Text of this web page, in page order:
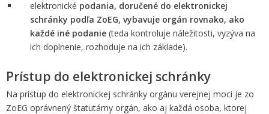
elektronické podania, doručené do elektronickej
schránky podľa ZoEG, vybavuje orgán rovnako, ako
každé iné podanie (teda kontroluje náležitosti, vyzýva na
ich doplnenie, rozhoduje na ich základe).
Prístup do elektronickej schránky
Na prístup do elektronickej schránky orgánu verejnej moci je zo
ZoEG oprávnený štatutárny orgán, ako aj každá osoba, ktorej